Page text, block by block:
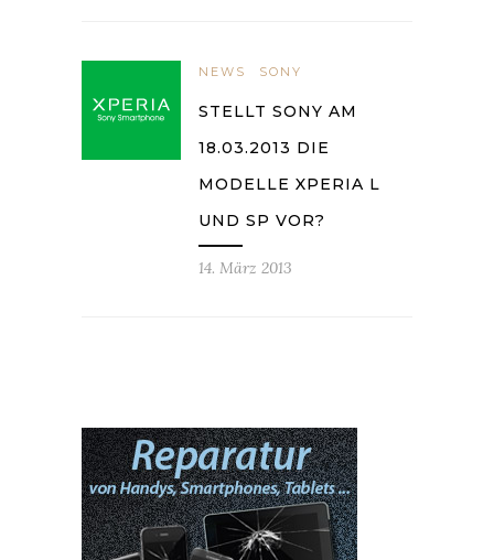
NEWS SONY
STELLT SONY AM
18.03.2013 DIE
MODELLE XPERIA L
UND SP VOR?
14. März 2013